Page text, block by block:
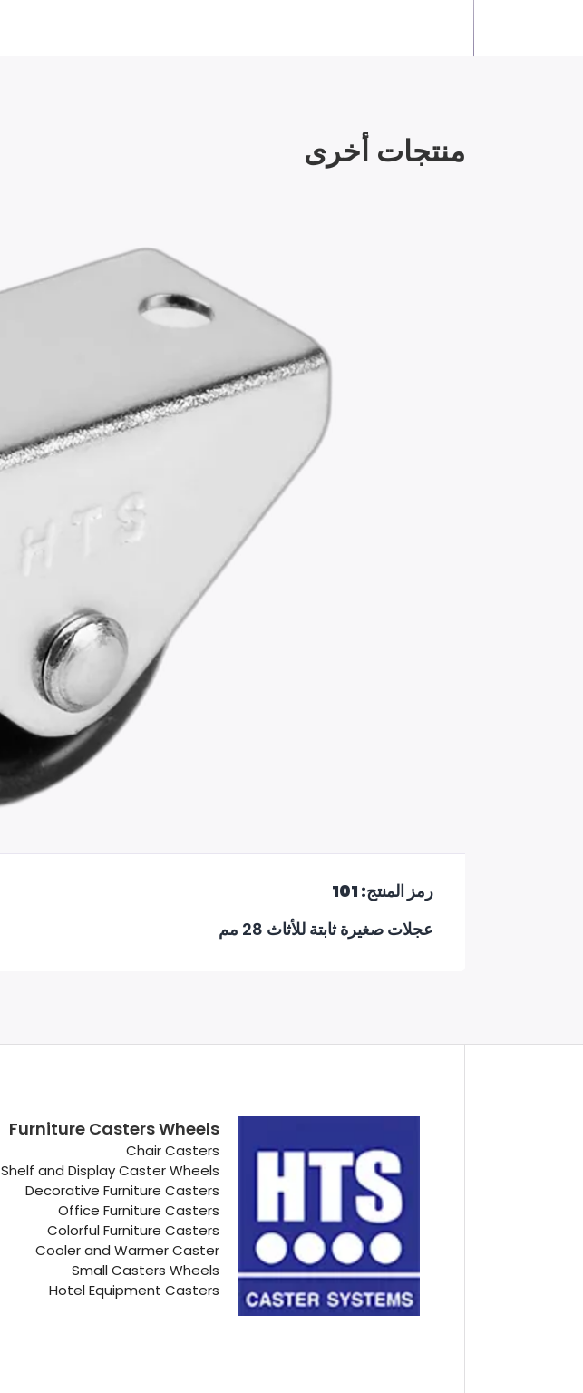
منتجات أخرى
رمز المنتج: 101
عجلات صغيرة ثابتة للأثاث 28 مم
Furniture Casters Wheels
Chair Casters
Shelf and Display Caster Wheels
Decorative Furniture Casters
Office Furniture Casters
Colorful Furniture Casters
Cooler and Warmer Caster
Small Casters Wheels
Hotel Equipment Casters